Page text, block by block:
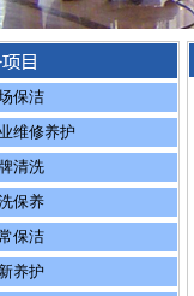
保洁
维修养护
清洗
保养
保洁
养护